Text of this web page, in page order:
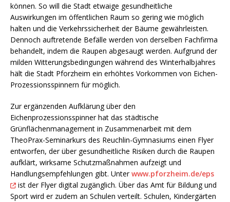
können. So will die Stadt etwaige gesundheitliche
Auswirkungen im öffentlichen Raum so gering wie möglich
halten und die Verkehrssicherheit der Bäume gewährleisten.
Dennoch auftretende Befälle werden von derselben Fachfirma
behandelt, indem die Raupen abgesaugt werden. Aufgrund der
milden Witterungsbedingungen während des Winterhalbjahres
hält die Stadt Pforzheim ein erhöhtes Vorkommen von Eichen-
Prozessionsspinnern für möglich.
Zur ergänzenden Aufklärung über den
Eichenprozessionsspinner hat das städtische
Grünflächenmanagement in Zusammenarbeit mit dem
TheoPrax-Seminarkurs des Reuchlin-Gymnasiums einen Flyer
entworfen, der über gesundheitliche Risiken durch die Raupen
aufklärt, wirksame Schutzmaßnahmen aufzeigt und
Handlungsempfehlungen gibt. Unterwww.pforzheim.de/eps
ist der Flyer digital zugänglich. Über das Amt für Bildung und
Sport wird er zudem an Schulen verteilt. Schulen, Kindergärten